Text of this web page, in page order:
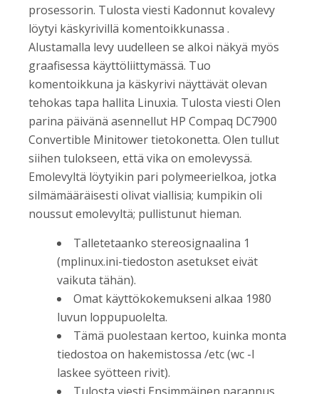
prosessorin. Tulosta viesti Kadonnut kovalevy
löytyi käskyrivillä komentoikkunassa .
Alustamalla levy uudelleen se alkoi näkyä myös
graafisessa käyttöliittymässä. Tuo
komentoikkuna ja käskyrivi näyttävät olevan
tehokas tapa hallita Linuxia. Tulosta viesti Olen
parina päivänä asennellut HP Compaq DC7900
Convertible Minitower tietokonetta. Olen tullut
siihen tulokseen, että vika on emolevyssä.
Emolevyltä löytyikin pari polymeerielkoa, jotka
silmämääräisesti olivat viallisia; kumpikin oli
noussut emolevyltä; pullistunut hieman.
Talletetaanko stereosignaalina 1
(mplinux.ini-tiedoston asetukset eivät
vaikuta tähän).
Omat käyttökokemukseni alkaa 1980
luvun loppupuolelta.
Tämä puolestaan kertoo, kuinka monta
tiedostoa on hakemistossa /etc (wc -l
laskee syötteen rivit).